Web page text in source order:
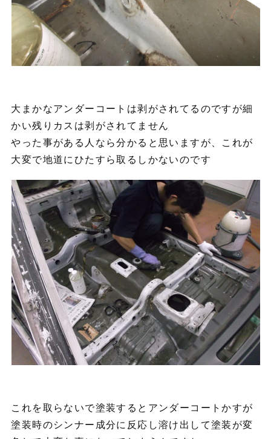
大まかなアンダーコートは剥がされてるのですが細
かい残りカスは剥がされてません
やった事がある人なら分かると思いますが、これが
大変で地道にひたすら取るしかないのです
これを取らないで塗装するとアンダーコートかすが
塗装時のシンナー成分に反応し溶け出して塗装が変